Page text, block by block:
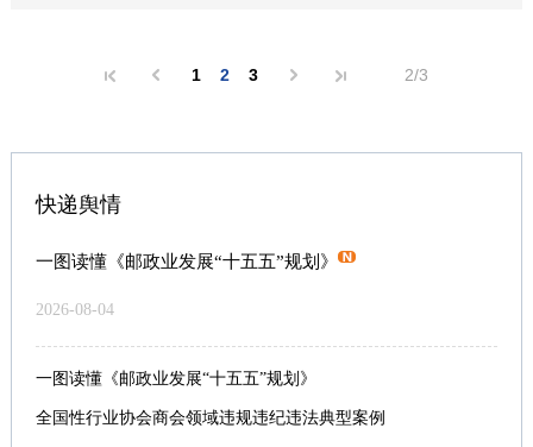
1 2 3 2/3
快递舆情
一图读懂《邮政业发展“十五五”规划》
2026-08-04
一图读懂《邮政业发展“十五五”规划》
全国性行业协会商会领域违规违纪违法典型案例